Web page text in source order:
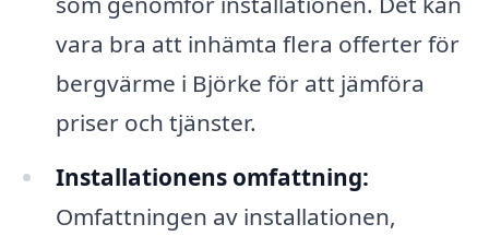
vara bra att inhämta flera offerter för
bergvärme i Björke för att jämföra
priser och tjänster.
Installationens omfattning:
Omfattningen av installationen,